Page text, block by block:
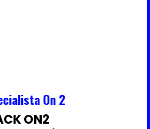
On 2
ON2